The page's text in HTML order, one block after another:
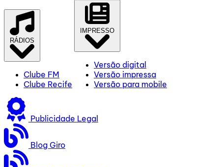
RÁDIOS
Clube FM
Clube Recife
IMPRESSO
Versão digital
Versão impressa
Versão para mobile
Publicidade Legal
Blog Giro